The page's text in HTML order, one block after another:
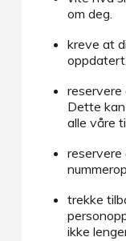
om deg.
kreve at
oppdatert.
reservere
Dette
alle våre
trekke
ikke